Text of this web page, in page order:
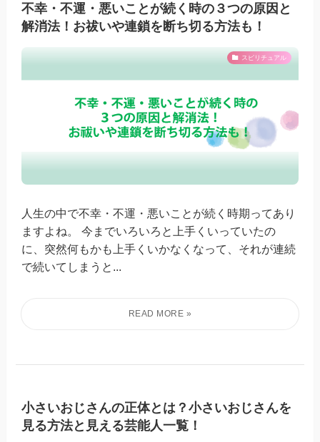
不幸・不運・悪いことが続く時の３つの原因と
解消法！お祓いや連鎖を断ち切る方法も！
スピリチュアル
人生の中で不幸・不運・悪いことが続く時期ってあり
ますよね。 今までいろいろと上手くいっていたの
に、突然何もかも上手くいかなくなって、それが連続
で続いてしまうと...
小さいおじさんの正体とは？小さいおじさんを
見る方法と見える芸能人一覧！